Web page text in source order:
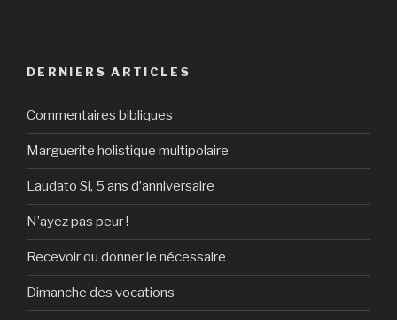
DERNIERS ARTICLES
Commentaires bibliques
Marguerite holistique multipolaire
Laudato Si, 5 ans d’anniversaire
N’ayez pas peur !
Recevoir ou donner le nécessaire
Dimanche des vocations